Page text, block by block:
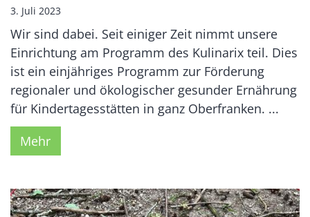
3. Juli 2023
Wir sind dabei. Seit einiger Zeit nimmt unsere
Einrichtung am Programm des Kulinarix teil. Dies
ist ein einjähriges Programm zur Förderung
regionaler und ökologischer gesunder Ernährung
für Kindertagesstätten in ganz Oberfranken. ...
Mehr